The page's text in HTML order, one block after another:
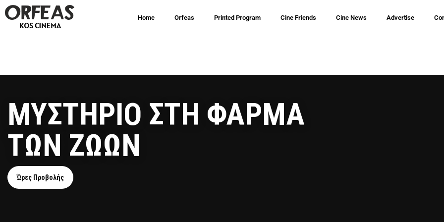
Home Orfeas Printed Program Cine Friends Cine News Advertise
ΜΥΣΤΗΡΙΟ ΣΤΗ ΦΑΡΜΑ
ΤΩΝ ΖΩΩΝ
Ώρες Προβολής